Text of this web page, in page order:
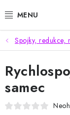
na
CHEMIE A PÉČE
PŘÍSLUŠENSTVÍ
VYSOKOTLAKÉ A
Spojky, redukce,
samec